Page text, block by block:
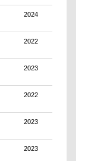
2024
2022
2023
2022
2023
2023